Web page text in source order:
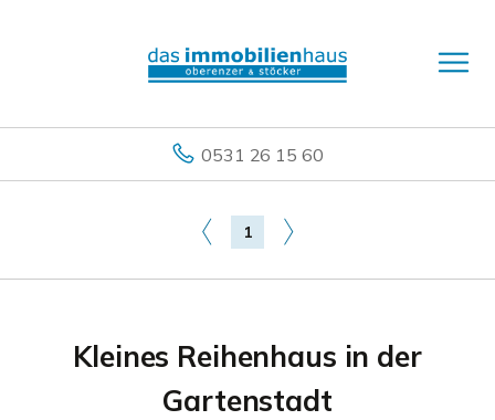
0531 26 15 60
1
Kleines Reihenhaus in der
Gartenstadt